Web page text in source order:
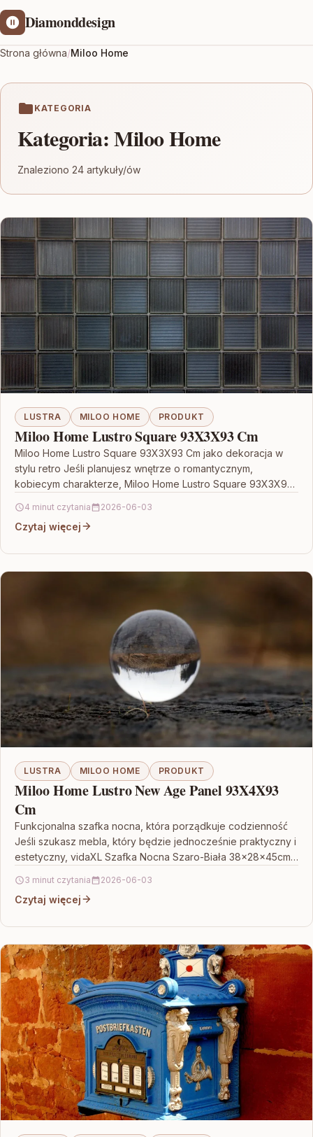
Diamonddesign
Strona główna/Miloo Home
KATEGORIA
Kategoria:Miloo Home
Znaleziono 24 artykuły/ów
LUSTRA MILOO HOME PRODUKT
Miloo Home Lustro Square 93X3X93 Cm
Miloo Home Lustro Square 93X3X93 Cm jako dekoracja w
stylu retro Jeśli planujesz wnętrze o romantycznym,
kobiecym charakterze, Miloo Home Lustro Square 93X3X93
4 minut czytania 2026-06-03
Czytaj więcej
LUSTRA MILOO HOME PRODUKT
Miloo Home Lustro New Age Panel 93X4X93
Cm
Funkcjonalna szafka nocna, która porządkuje codzienność
Jeśli szukasz mebla, który będzie jednocześnie praktyczny i
estetyczny, vidaXL Szafka Nocna Szaro-Biała 38x28x45cm
3 minut czytania 2026-06-03
Czytaj więcej